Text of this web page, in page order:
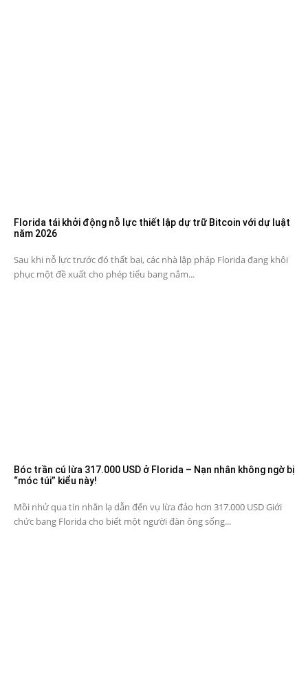
Florida tái khởi động nỗ lực thiết lập dự trữ Bitcoin với dự luật
năm 2026
Sau khi nỗ lực trước đó thất bại, các nhà lập pháp Florida đang khôi
phục một đề xuất cho phép tiểu bang nắm...
Bóc trần cú lừa 317.000 USD ở Florida – Nạn nhân không ngờ bị
“móc túi” kiểu này!
Mồi nhử qua tin nhắn lạ dẫn đến vụ lừa đảo hơn 317.000 USD Giới
chức bang Florida cho biết một người đàn ông sống...